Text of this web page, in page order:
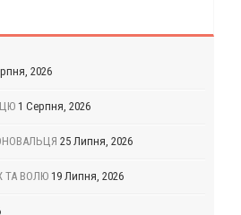
2026
1 Серпня, 2026
25 Липня, 2026
ТА ВОЛЮ 19 Липня, 2026